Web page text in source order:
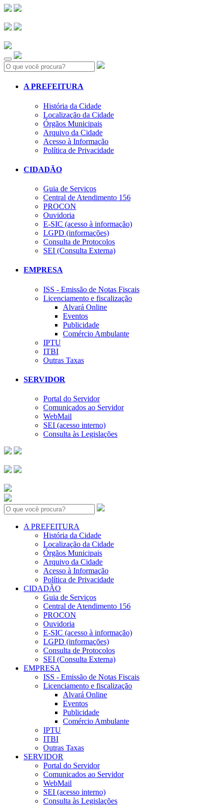
Search:
A PREFEITURA
História da Cidade
Localização da Cidade
Órgãos Municipais
Arquivo da Cidade
Acesso à Informação
Política de Privacidade
CIDADÃO
Guia de Serviços
Central de Atendimento 156
PROCON
Ouvidoria
E-SIC (acesso à informação)
LGPD (informações)
Consulta de Protocolos
SEI (Consulta Externa)
EMPRESA
ISS - Emissão de Notas Fiscais
Licenciamento e fiscalização
Alvará Online
Eventos
Publicidade
Comércio Ambulante
IPTU
ITBI
Outras Taxas
SERVIDOR
Portal do Servidor
Comunicados ao Servidor
WebMail
SEI (acesso interno)
Consulta às Legislações
Search:
A PREFEITURA
História da Cidade
Localização da Cidade
Órgãos Municipais
Arquivo da Cidade
Acesso à Informação
Política de Privacidade
CIDADÃO
Guia de Serviços
Central de Atendimento 156
PROCON
Ouvidoria
E-SIC (acesso à informação)
LGPD (informações)
Consulta de Protocolos
SEI (Consulta Externa)
EMPRESA
ISS - Emissão de Notas Fiscais
Licenciamento e fiscalização
Alvará Online
Eventos
Publicidade
Comércio Ambulante
IPTU
ITBI
Outras Taxas
SERVIDOR
Portal do Servidor
Comunicados ao Servidor
WebMail
SEI (acesso interno)
Consulta às Legislações